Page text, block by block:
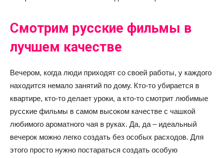
Смотрим русские фильмы в
лучшем качестве
Вечером, когда люди приходят со своей работы, у каждого
находится немало занятий по дому. Кто-то убирается в
квартире, кто-то делает уроки, а кто-то смотрит любимые
русские фильмы в самом высоком качестве с чашкой
любимого ароматного чая в руках. Да, да – идеальный
вечерок можно легко создать без особых расходов. Для
этого просто нужно постараться создать особую